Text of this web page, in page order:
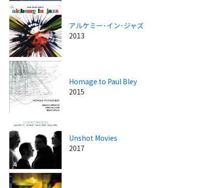
アルケミー･イン･ジャズ
2013
Homage to Paul Bley
2015
Unshot Movies
2017